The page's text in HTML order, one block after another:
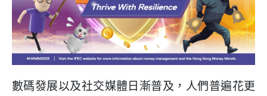
數碼發展以及社交媒體日漸普及，人們普遍花更